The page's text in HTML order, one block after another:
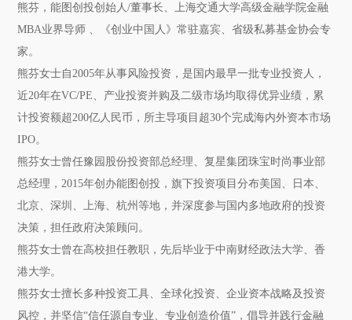
熊芬 ，能图创投创始人/董事长、上海交通大学高级金融学院金融
MBA业界导师 、《创业中国人》常驻嘉宾、省级私募基金协会专
家。
熊芬女士自2005年从事风险投资，是国内最早一批专业投资人，
近20年在VC/PE、产业投资并购及二级市场均取得优异业绩，累
计投资额超200亿人民币，所主导项目超30个完成海内外资本市场
IPO。
熊芬女士曾任豫园股份投资部总经理、复星集团珠宝时尚事业部
总经理，2015年创办能图创投，旗下投资项目分布美国、日本、
北京、深圳、上海、杭州等地，并深度参与国内多地政府的投资
决策，担任政府决策顾问。
熊芬女士曾在高校担任教职，先后毕业于中南财经政法大学、香
港大学。
熊芬女士擅长多种投资工具、全球化投资、企业资本战略及投资
风控，并坚信“信任源自专业、专业创造价值”，倡导并践行金融